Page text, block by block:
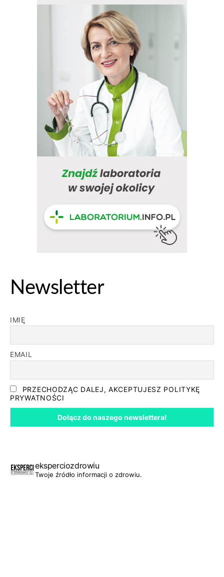
Newsletter
IMIĘ
EMAIL
PRZECHODZĄC DALEJ, AKCEPTUJESZ POLITYKĘ
PRYWATNOŚCI
eksperciozdrowiu
Twoje źródło informacji o zdrowiu.